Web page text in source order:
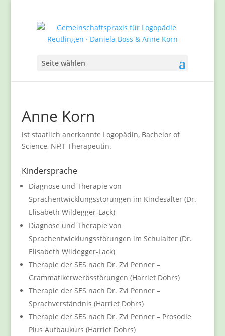
Seite wählen
Anne Korn
ist staatlich anerkannte Logopädin, Bachelor of
Science, NF!T Therapeutin.
Kindersprache
Diagnose und Therapie von
Sprachentwicklungsstörungen im Kindesalter (Dr.
Elisabeth Wildegger-Lack)
Diagnose und Therapie von
Sprachentwicklungsstörungen im Schulalter (Dr.
Elisabeth Wildegger-Lack)
Therapie der SES nach Dr. Zvi Penner –
Grammatikerwerbsstörungen (Harriet Dohrs)
Therapie der SES nach Dr. Zvi Penner –
Sprachverständnis (Harriet Dohrs)
Therapie der SES nach Dr. Zvi Penner – Prosodie
Plus Aufbaukurs (Harriet Dohrs)